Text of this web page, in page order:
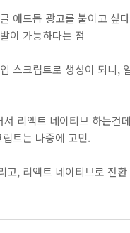
애드몹 광고를 붙이고 싶
이 가능하다는 점
스크립트로 생성이 되니,
리액트 네이티브 하는건
트는 나중에 고민.
고, 리액트 네이티브로 전환